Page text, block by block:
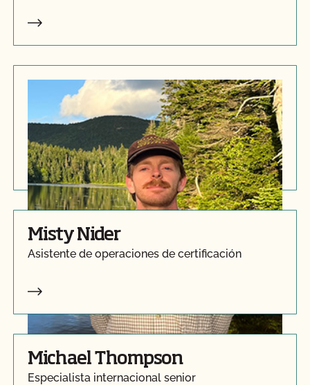
Liam Jamieson
Asistente de operaciones de certificación
Misty Nider
Asistente de operaciones de certificación
Michael Thompson
Especialista internacional senior